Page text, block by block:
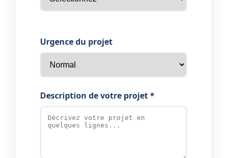
Urgence du projet
Description de votre projet *